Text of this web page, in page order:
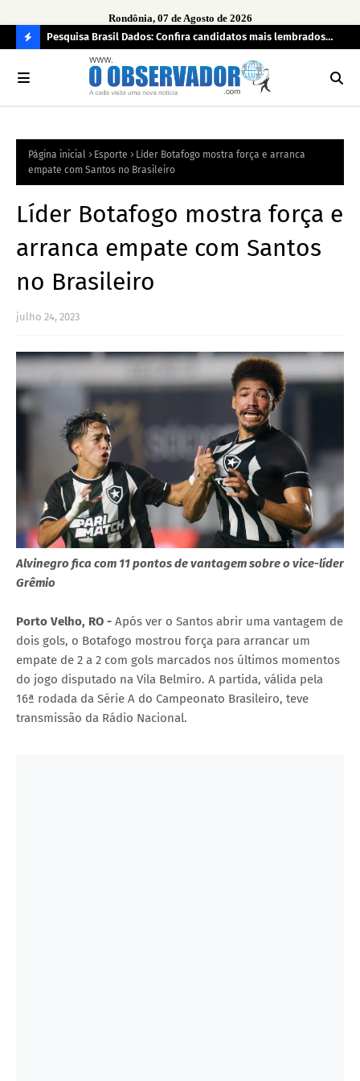
Rondônia, 07 de Agosto de 2026
O
R
Pesquisa Brasil Dados: Confira candidatos mais lembrados
pelo eleitorado de Rondônia para deputado estadual
Página inicial Esporte
Líder Botafogo mostra força e arranca
empate com Santos no Brasileiro
Líder Botafogo mostra força e
arranca empate com Santos
no Brasileiro
julho 24, 2023
Alvinegro fica com 11 pontos de vantagem sobre o vice-líder
Grêmio
Porto Velho, RO - Após ver o Santos abrir uma vantagem de
dois gols, o Botafogo mostrou força para arrancar um
empate de 2 a 2 com gols marcados nos últimos momentos
do jogo disputado na Vila Belmiro. A partida, válida pela
16ª rodada da Série A do Campeonato Brasileiro, teve
transmissão da Rádio Nacional.